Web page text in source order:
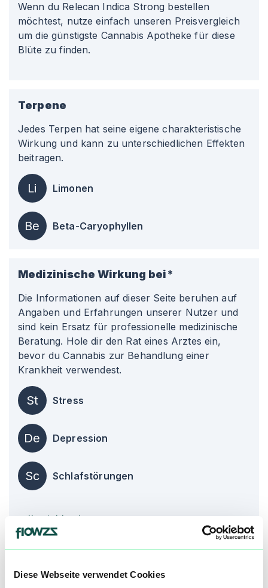
Diese Webseite verwendet Cookies
Wenn du Relecan Indica Strong bestellen
möchtest, nutze einfach unseren Preisvergleich
um die günstigste Cannabis Apotheke für diese
Blüte zu finden.
Terpene
Jedes Terpen hat seine eigene charakteristische
Wirkung und kann zu unterschiedlichen Effekten
beitragen.
Li Limonen
Be Beta-Caryophyllen
Medizinische Wirkung bei*
Die Informationen auf dieser Seite beruhen auf
Angaben und Erfahrungen unserer Nutzer und
sind kein Ersatz für professionelle medizinische
Beratung. Hole dir den Rat eines Arztes ein,
bevor du Cannabis zur Behandlung einer
Krankheit verwendest.
St Stress
De Depression
Sc Schlafstörungen
alle einblenden